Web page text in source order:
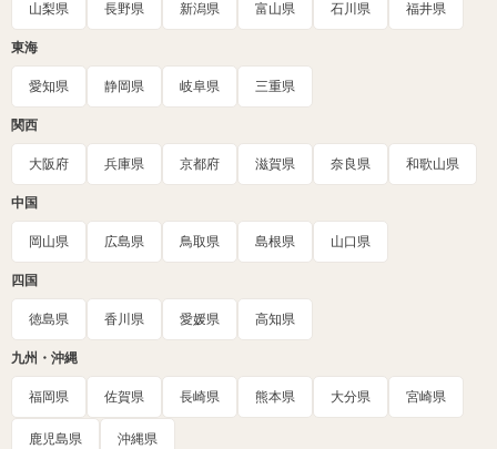
山梨県 長野県 新潟県 富山県 石川県 福井県
東海
愛知県 静岡県 岐阜県 三重県
関西
大阪府 兵庫県 京都府 滋賀県 奈良県 和歌山県
中国
岡山県 広島県 鳥取県 島根県 山口県
四国
徳島県 香川県 愛媛県 高知県
九州・沖縄
福岡県 佐賀県 長崎県 熊本県 大分県 宮崎県
鹿児島県 沖縄県